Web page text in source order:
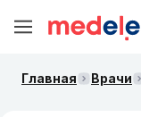
Главная Врачи